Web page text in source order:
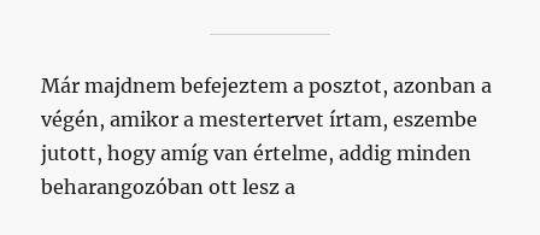
Már majdnem befejeztem a posztot, azonban a
végén, amikor a mestertervet írtam, eszembe
jutott, hogy amíg van értelme, addig minden
beharangozóban ott lesz a